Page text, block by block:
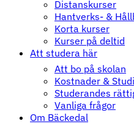
Distanskurser
Hantverks- &
Korta kurser
Kurser på deltid
Att studera här
Att bo på skolan
Kostnader &
Studerandes
Vanliga frågor
Om Bäckedal